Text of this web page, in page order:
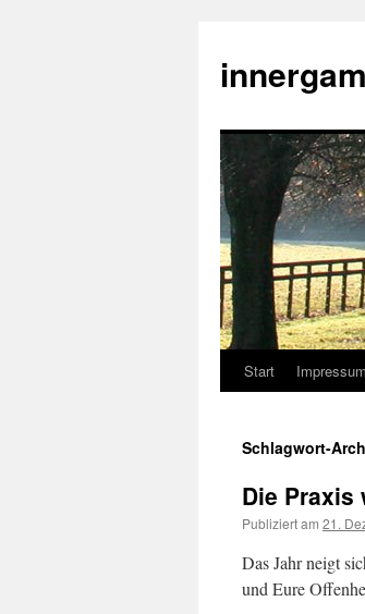
Zum
springen
Start
Schlagwort-
Die
Publiziert am 21.
Das Jahr neigt
und Eure